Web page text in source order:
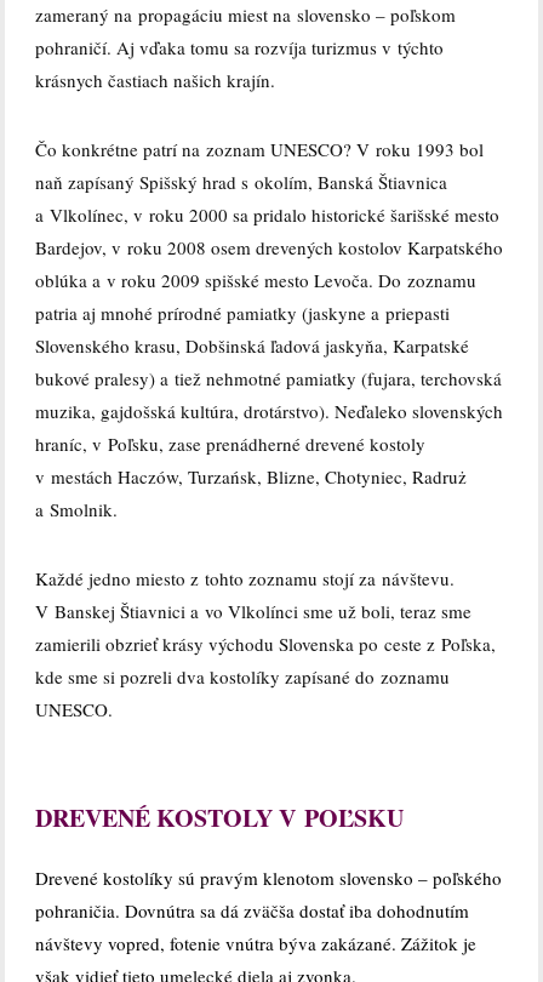
zameraný na propagáciu miest na slovensko – poľskom
pohraničí. Aj vďaka tomu sa rozvíja turizmus v týchto
krásnych častiach našich krajín.
Čo konkrétne patrí na zoznam UNESCO? V roku 1993 bol
naň zapísaný Spišský hrad s okolím, Banská Štiavnica
a Vlkolínec, v roku 2000 sa pridalo historické šarišské mesto
Bardejov, v roku 2008 osem drevených kostolov Karpatského
oblúka a v roku 2009 spišské mesto Levoča. Do zoznamu
patria aj mnohé prírodné pamiatky (jaskyne a priepasti
Slovenského krasu, Dobšinská ľadová jaskyňa, Karpatské
bukové pralesy) a tiež nehmotné pamiatky (fujara, terchovská
muzika, gajdošská kultúra, drotárstvo). Neďaleko slovenských
hraníc, v Poľsku, zase prenádherné drevené kostoly
v mestách Haczów, Turzańsk, Blizne, Chotyniec, Radruż
a Smolnik.
Každé jedno miesto z tohto zoznamu stojí za návštevu.
V Banskej Štiavnici a vo Vlkolínci sme už boli, teraz sme
zamierili obzrieť krásy východu Slovenska po ceste z Poľska,
kde sme si pozreli dva kostolíky zapísané do zoznamu
UNESCO.
DREVENÉ KOSTOLY V POĽSKU
Drevené kostolíky sú pravým klenotom slovensko – poľského
pohraničia. Dovnútra sa dá zväčša dostať iba dohodnutím
návštevy vopred, fotenie vnútra býva zakázané. Zážitok je
však vidieť tieto umelecké diela aj zvonka.